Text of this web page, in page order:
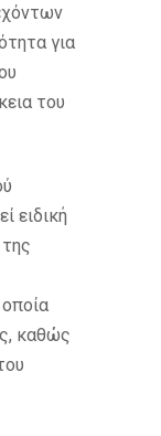
για
του
ειδική
καθώς